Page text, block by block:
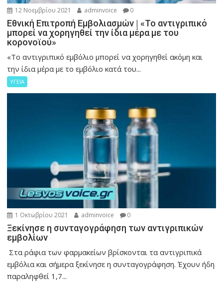
12 Νοεμβρίου 2021 adminvoice 0
Εθνική Επιτροπή Εμβολιασμών | «Το αντιγριπικό
μπορεί να χορηγηθεί την ίδια μέρα με του
κορονοϊού»
«Το αντιγριπικό εμβόλιο μπορεί να χορηγηθεί ακόμη και
την ίδια μέρα με το εμβόλιο κατά του...
ΥΓΕΙΑ
1 Οκτωβρίου 2021 adminvoice 0
Ξεκίνησε η συνταγογράφηση των αντιγριπικών
εμβολίων
Στα ράφια των φαρμακείων βρίσκονται τα αντιγριπικά
εμβόλια και σήμερα ξεκίνησε η συνταγογράφηση. Έχουν ήδη
παραληφθεί 1,7...